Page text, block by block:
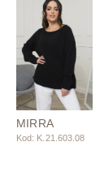
MIRRA
Kod: K.21.603.08